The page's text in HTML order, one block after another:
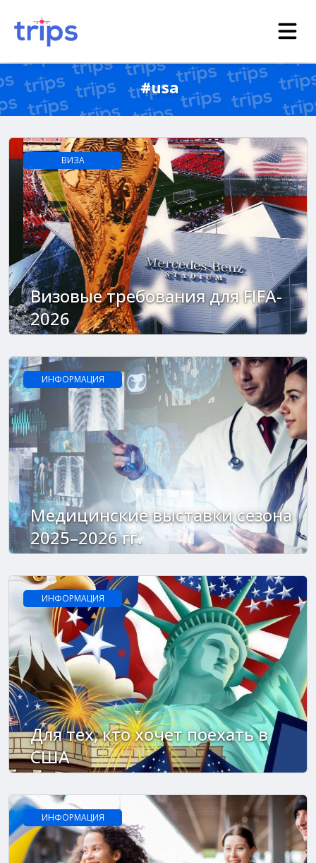
#usa
ВИЗА
Визовые требования для FIFA-
2026
ИНФОРМАЦИЯ
Медицинские выставки сезона
2025–2026 гг.
ИНФОРМАЦИЯ
Для тех, кто хочет поехать в
США
ИНФОРМАЦИЯ